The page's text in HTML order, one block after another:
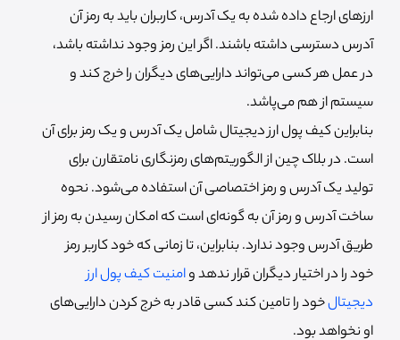
ارزهای ارجاع داده شده به یک آدرس، کاربران باید به رمز آن
آدرس دسترسی داشته باشند. اگر این رمز وجود نداشته باشد،
در عمل هر کسی می‌تواند دارایی‌های دیگران را خرج کند و
سیستم از هم می‌پاشد.
بنابراین کیف پول ارز دیجیتال شامل یک آدرس و یک رمز برای آن
است. در بلاک چین از الگوریتم‌های رمزنگاری نامتقارن برای
تولید یک آدرس و رمز اختصاصی آن استفاده می‌شود. نحوه
ساخت آدرس و رمز آن به گونه‌ای است که امکان رسیدن به رمز از
طریق آدرس وجود ندارد. بنابراین، تا زمانی که خود کاربر رمز
خود را در اختیار دیگران قرار ندهد وامنیت کیف پول ارز
دیجیتالخود را تامین کند کسی قادر به خرج کردن دارایی‌های
او نخواهد بود.